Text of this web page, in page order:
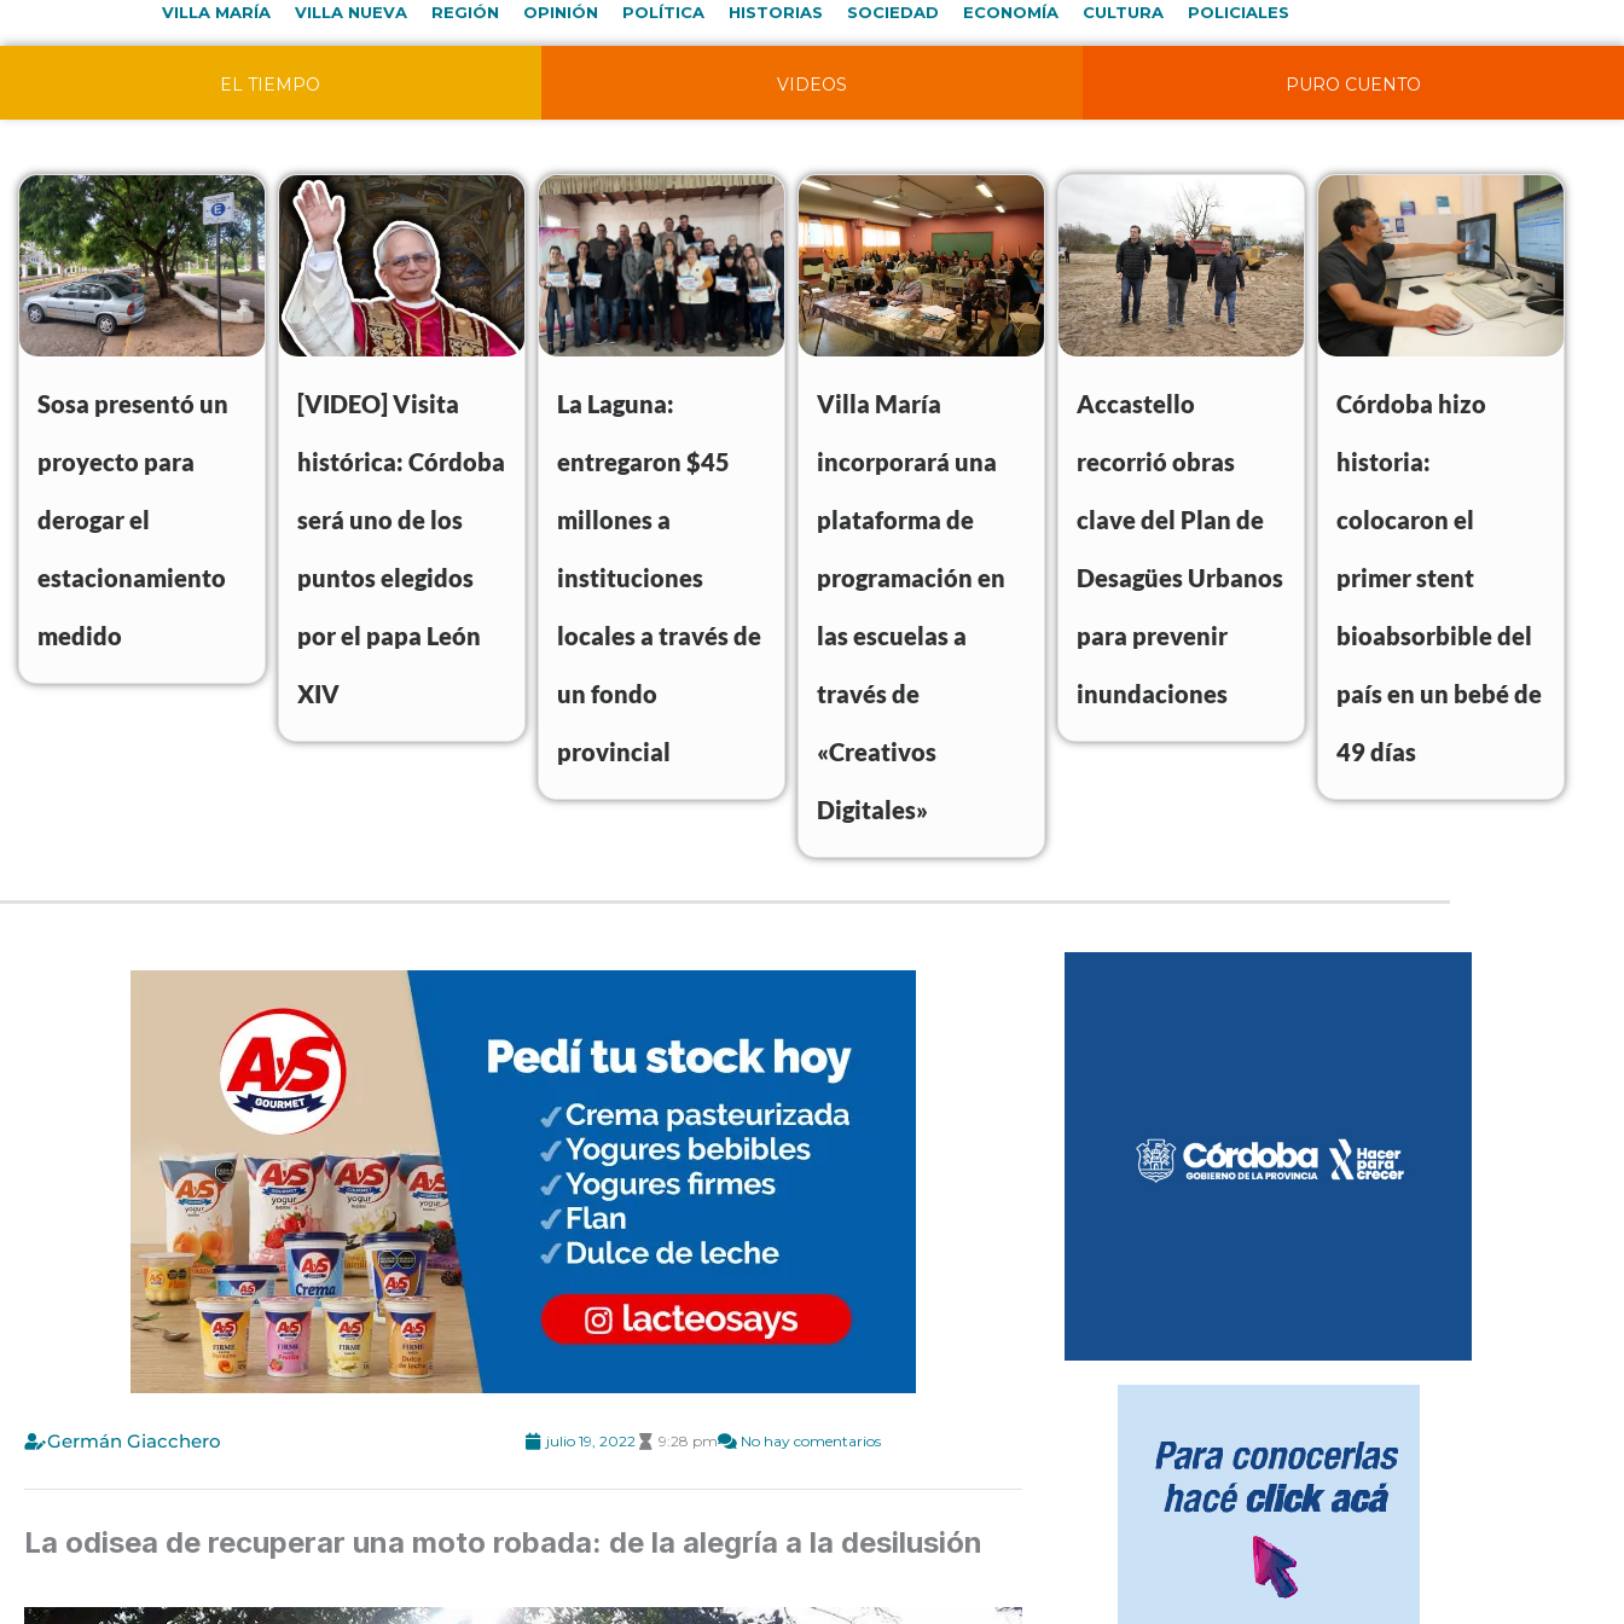
VILLA MARÍA VILLA NUEVA REGIÓN OPINIÓN POLÍTICA HISTORIAS SOCIEDAD ECONOMÍA CULTURA POLICIALES
EL TIEMPO VIDEOS PURO CUENTO
Sosa presentó un
proyecto para
derogar el
estacionamiento
medido
[VIDEO] Visita
histórica: Córdoba
será uno de los
puntos elegidos
por el papa León
XIV
La Laguna:
entregaron $45
millones a
instituciones
locales a través de
un fondo
provincial
Villa María
incorporará una
plataforma de
programación en
las escuelas a
través de
«Creativos
Digitales»
Accastello
recorrió obras
clave del Plan de
Desagües Urbanos
para prevenir
inundaciones
Córdoba hizo
historia:
colocaron el
primer stent
bioabsorbible del
país en un bebé de
49 días
Germán Giacchero julio 19, 2022 9:28 pm No hay comentarios
La odisea de recuperar una moto robada: de la alegría a la desilusión